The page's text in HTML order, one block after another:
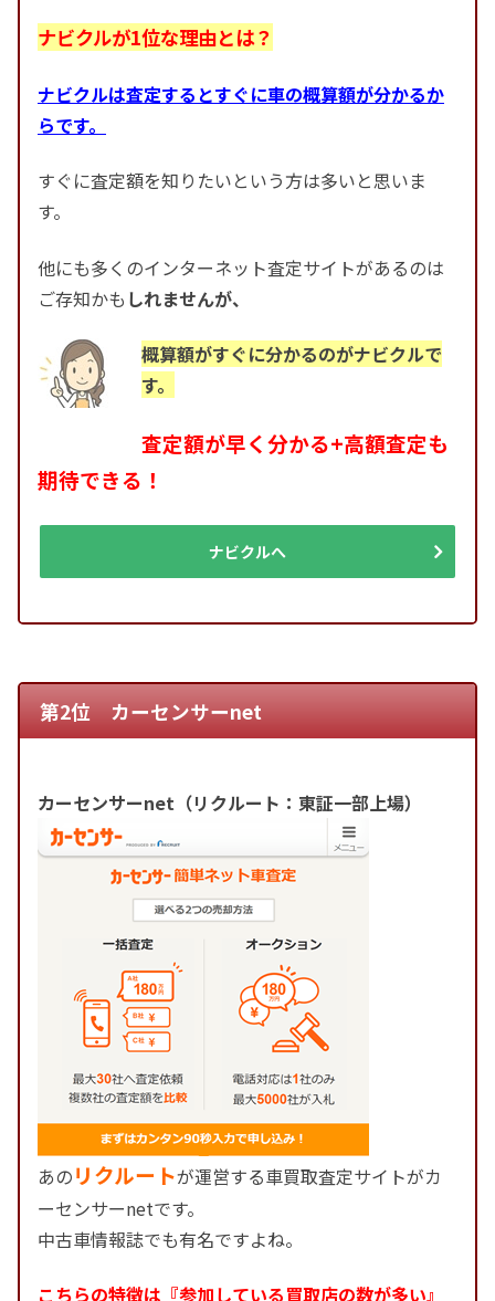
ナビクルが1位な理由とは？
ナビクルは査定するとすぐに車の概算額が分かるか
らです。
すぐに査定額を知りたいという方は多いと思いま
す。
他にも多くのインターネット査定サイトがあるのは
ご存知かも しれませんが、
概算額がすぐに分かるのがナビクルで
す。
査定額が早く分かる+高額査定も
期待できる！
ナビクルへ
第2位 カーセンサーnet
カーセンサーnet（リクルート：東証一部上場）
あのリクルートが運営する車買取査定サイトがカ
ーセンサーnetです。
中古車情報誌でも有名ですよね。
こちらの特徴は『参加している買取店の数が多い』